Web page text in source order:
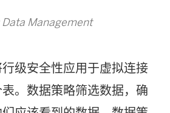
Data Management
级安全性应用于虚拟连接
。数据策略筛选数据，确